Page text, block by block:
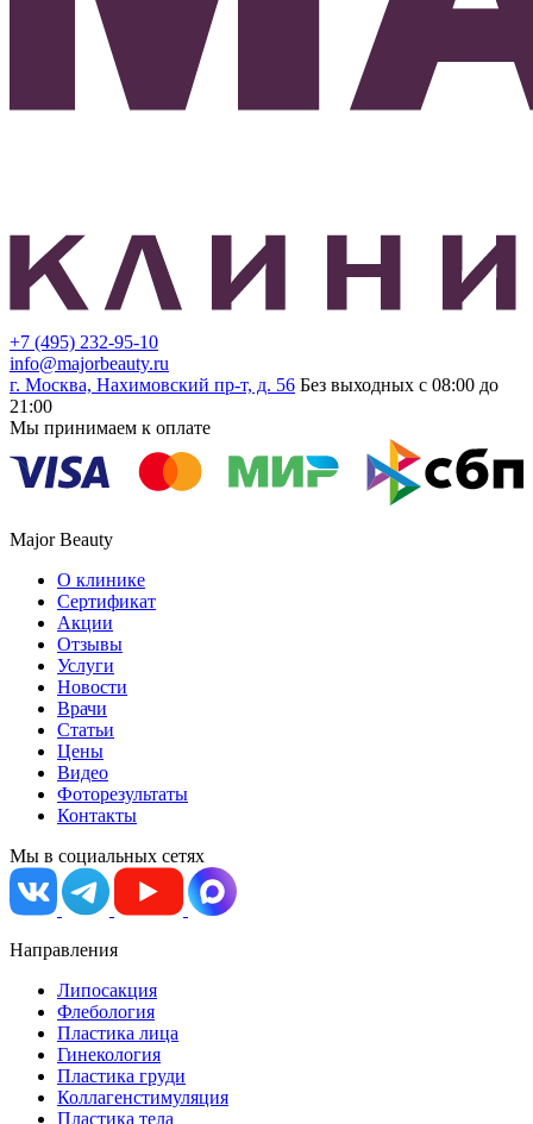
+7 (495) 232-95-10
info@majorbeauty.ru
г. Москва, Нахимовский пр-т, д. 56 Без выходных с 08:00 до
21:00
Мы принимаем к оплате
Major Beauty
О клинике
Сертификат
Акции
Отзывы
Услуги
Новости
Врачи
Статьи
Цены
Видео
Фоторезультаты
Контакты
Мы в социальных сетях
Направления
Липосакция
Флебология
Пластика лица
Гинекология
Пластика груди
Коллагенстимуляция
Пластика тела